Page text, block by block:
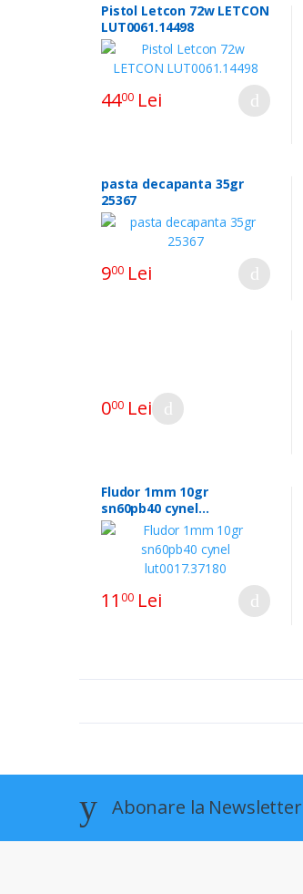
Pistol Letcon 72w LETCON
LUT0061.14498
4400Lei
pasta decapanta 35gr
25367
900Lei
000Lei
Fludor 1mm 10gr
sn60pb40 cynel
lut0017.37180
11 00Lei
Abonare la Newsletter